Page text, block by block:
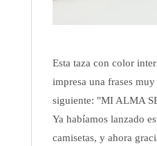
Esta taza con color
impresa una frases
siguiente: "MI ALMA
Ya habíamos lanzado
camisetas, y ahora